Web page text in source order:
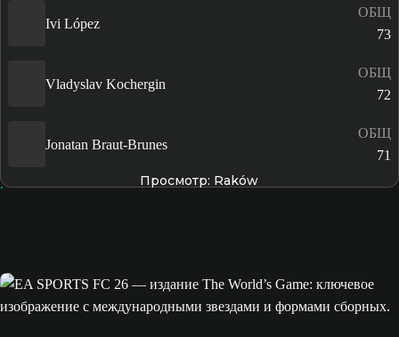
Ivi López
ОБЩ
73
Vladyslav Kochergin
ОБЩ
72
Jonatan Braut-Brunes
ОБЩ
71
Просмотр: Raków